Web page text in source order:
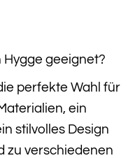
geeignet?
perfekte Wahl für
ein
stilvolles Design
zu verschiedenen